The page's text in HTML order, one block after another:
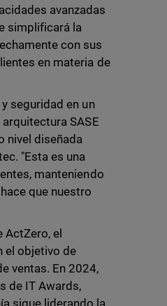
avanzadas
simplificará la
con sus
en materia de
seguridad en un
SASE
nivel diseñada
"Esta es una
manteniendo
que nuestro
ActZero, el
el objetivo de
ventas. En 2024,
de IT Awards,
sigue liderando la